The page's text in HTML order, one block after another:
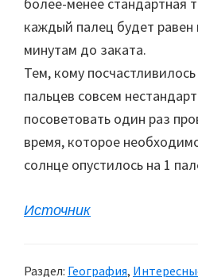
каждый палец будет
минутам до заката.
Тем, кому
пальцев совсем
посоветовать один раз
время, которое
солнце опустилось на 1
Источник
Раздел: География,